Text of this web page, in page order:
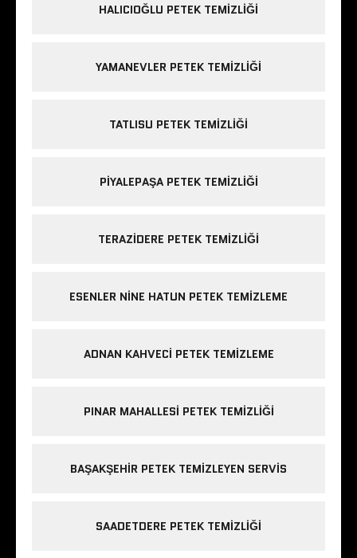
HALICIOĞLU PETEK TEMIZLIĞI
YAMANEVLER PETEK TEMIZLIĞI
TATLISU PETEK TEMIZLIĞI
PIYALEPAŞA PETEK TEMIZLIĞI
TERAZIDERE PETEK TEMIZLIĞI
ESENLER NINE HATUN PETEK TEMIZLEME
ADNAN KAHVECI PETEK TEMIZLEME
PINAR MAHALLESI PETEK TEMIZLIĞI
BAŞAKŞEHIR PETEK TEMIZLEYEN SERVIS
SAADETDERE PETEK TEMIZLIĞI